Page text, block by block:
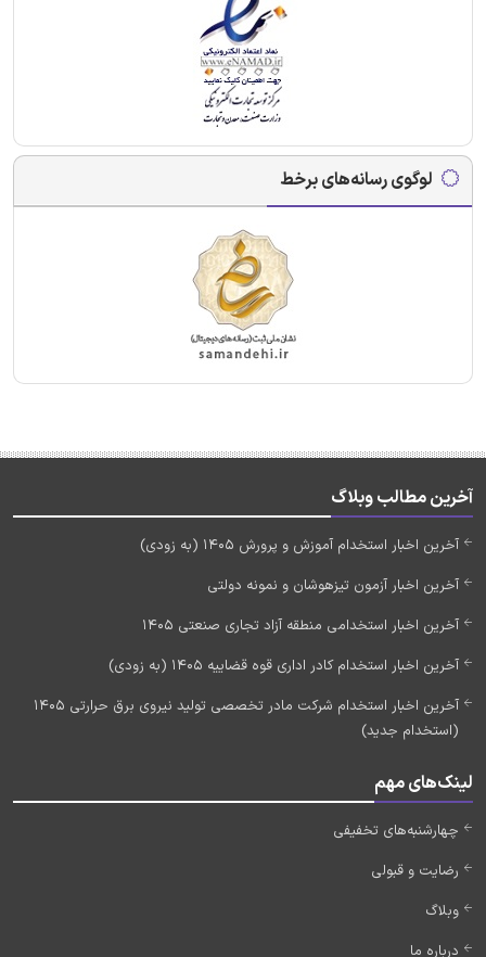
لوگوی رسانه‌های برخط
آخرین مطالب وبلاگ
آخرین اخبار استخدام آموزش و پرورش 1405 (به زودی)
آخرین اخبار آزمون تیزهوشان و نمونه دولتی
آخرین اخبار استخدامی منطقه آزاد تجاری صنعتی 1405
آخرین اخبار استخدام کادر اداری قوه قضاییه 1405 (به زودی)
آخرین اخبار استخدام شرکت مادر تخصصی تولید نیروی برق حرارتی 1405
(استخدام جدید)
لینک‌های مهم
چهارشنبه‌های تخفیفی
رضایت و قبولی
وبلاگ
درباره ما